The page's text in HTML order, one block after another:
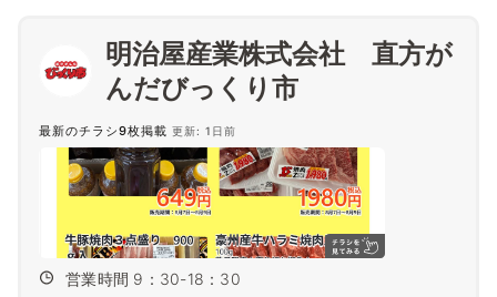
明治屋産業株式会社 直方が
んだびっくり市
最新のチラシ9枚掲載 更新: 1日前
営業時間 9：30-18：30